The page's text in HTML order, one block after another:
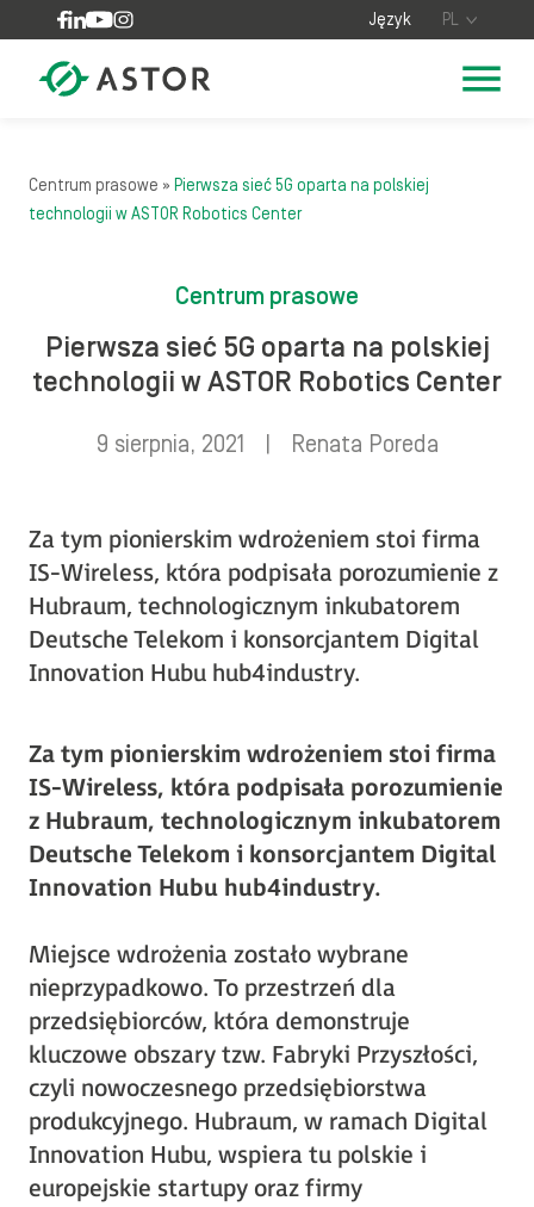
Skip to content Język PL
Centrum prasowe » Pierwsza sieć 5G oparta na polskiej
technologii w ASTOR Robotics Center
Centrum prasowe
Pierwsza sieć 5G oparta na polskiej
technologii w ASTOR Robotics Center
9 sierpnia, 2021 Renata Poreda
Za tym pionierskim wdrożeniem stoi firma
IS-Wireless, która podpisała porozumienie z
Hubraum, technologicznym inkubatorem
Deutsche Telekom i konsorcjantem Digital
Innovation Hubu hub4industry.
Za tym pionierskim wdrożeniem stoi firma
IS-Wireless, która podpisała porozumienie
z Hubraum, technologicznym inkubatorem
Deutsche Telekom i konsorcjantem Digital
Innovation Hubu hub4industry.
Miejsce wdrożenia zostało wybrane
nieprzypadkowo. To przestrzeń dla
przedsiębiorców, która demonstruje
kluczowe obszary tzw. Fabryki Przyszłości,
czyli nowoczesnego przedsiębiorstwa
produkcyjnego. Hubraum, w ramach Digital
Innovation Hubu, wspiera tu polskie i
europejskie startupy oraz firmy